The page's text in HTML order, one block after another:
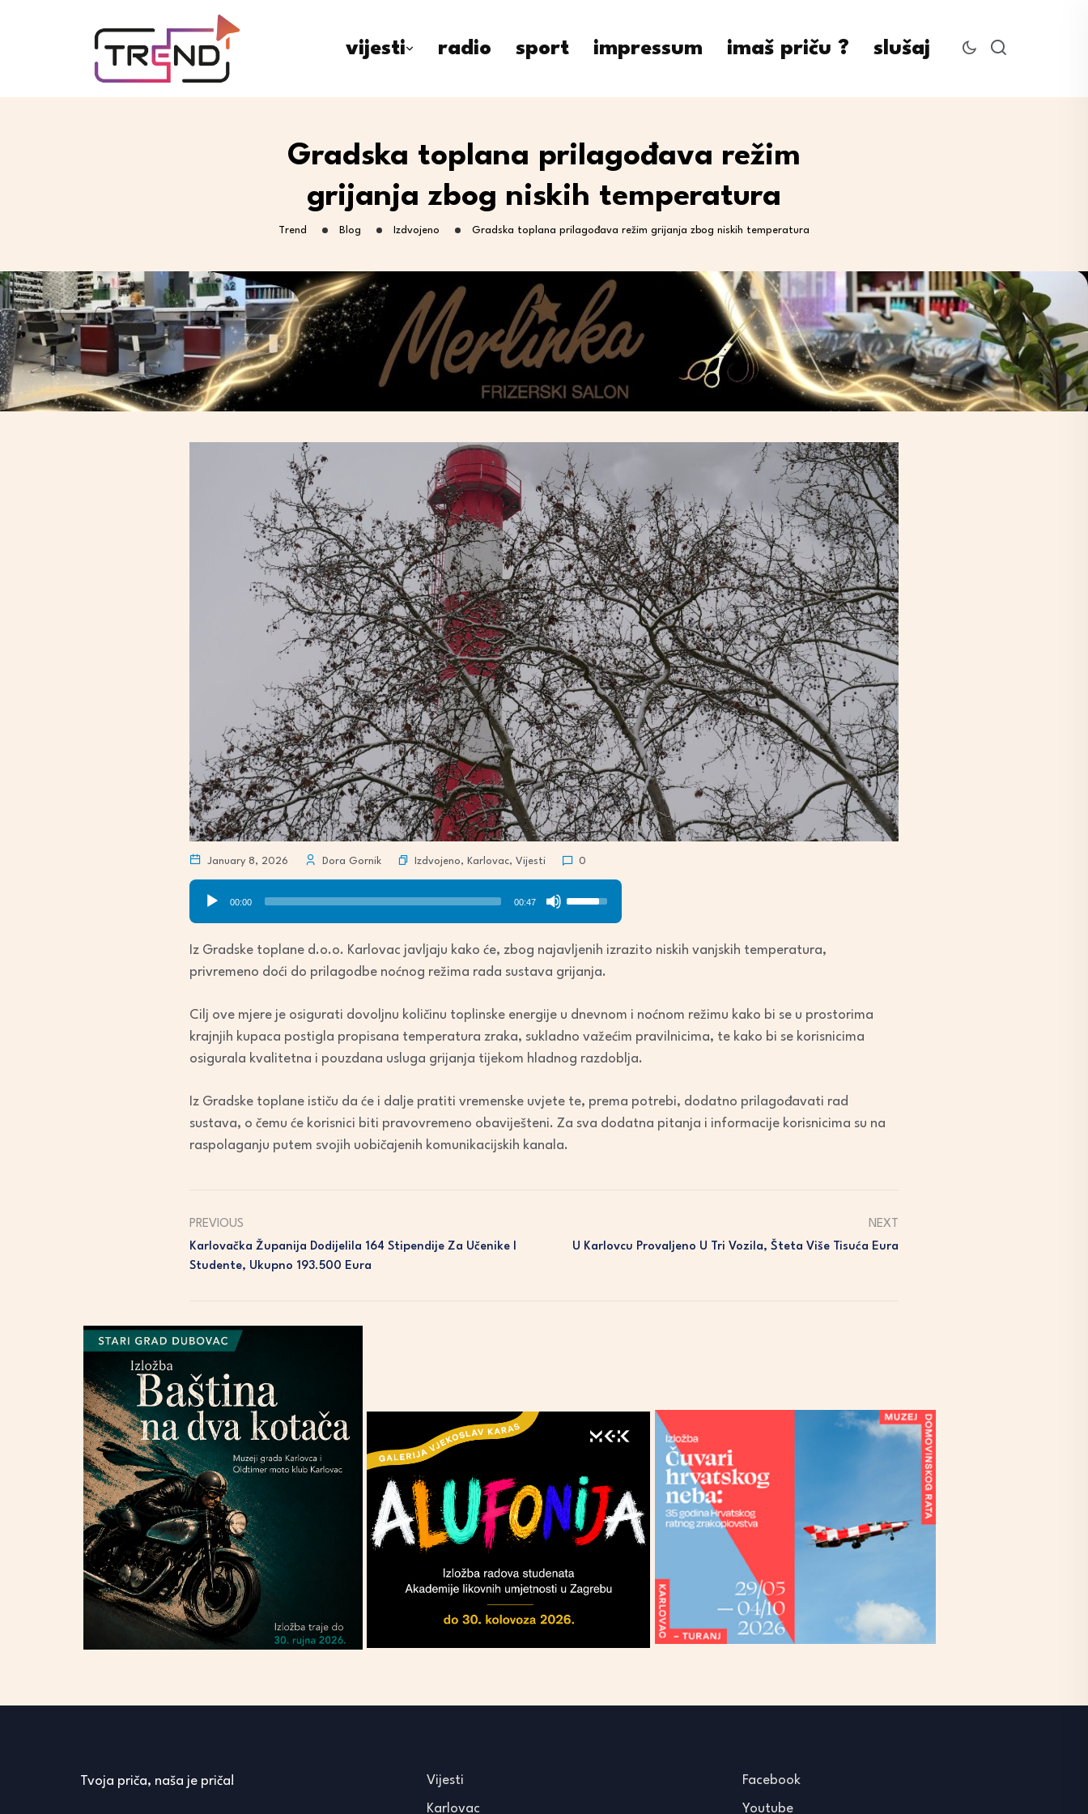
vijesti radio sport impressum imaš priču ? slušaj
Gradska toplana prilagođava režim
grijanja zbog niskih temperatura
Trend Blog Izdvojeno Gradska toplana prilagođava režim grijanja zbog niskih temperatura
January 8, 2026 Dora Gornik Izdvojeno, Karlovac, Vijesti 0
Audio
Player
00:00 00:47
Use
Up/Down
keys
to
increase
decrease
volume.
Iz Gradske toplane d.o.o. Karlovac javljaju kako će, zbog najavljenih izrazito niskih vanjskih temperatura,
privremeno doći do prilagodbe noćnog režima rada sustava grijanja.
Cilj ove mjere je osigurati dovoljnu količinu toplinske energije u dnevnom i noćnom režimu kako bi se u prostorima
krajnjih kupaca postigla propisana temperatura zraka, sukladno važećim pravilnicima, te kako bi se korisnicima
osigurala kvalitetna i pouzdana usluga grijanja tijekom hladnog razdoblja.
Iz Gradske toplane ističu da će i dalje pratiti vremenske uvjete te, prema potrebi, dodatno prilagođavati rad
sustava, o čemu će korisnici biti pravovremeno obaviješteni. Za sva dodatna pitanja i informacije korisnicima su na
raspolaganju putem svojih uobičajenih komunikacijskih kanala.
PREVIOUS
Karlovačka Županija Dodijelila 164 Stipendije Za Učenike I
Studente, Ukupno 193.500 Eura
NEXT
U Karlovcu Provaljeno U Tri Vozila, Šteta Više Tisuća Eura
Tvoja priča, naša je priča! Vijesti
Karlovac
Facebook
Youtube